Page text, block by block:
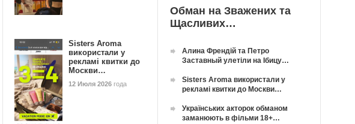
Sisters Aroma
використали у
рекламі квитки до
Москви…
12 Июля 2026 года
Обман на Зважених та
Щасливих…
Алина Френдій та Петро
Заставный улетіли на Ібицу…
Sisters Aroma використали у
рекламі квитки до Москви…
Українських акторок обманом
заманюють в фільми 18+…